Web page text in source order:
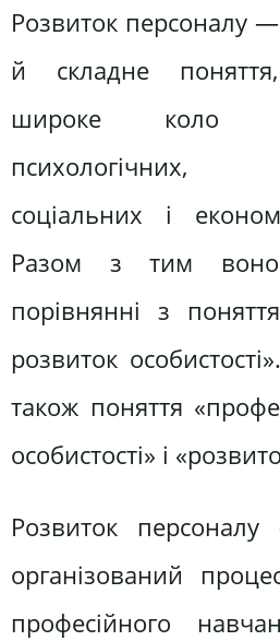
Розвиток персоналу
й складне
широке коло
психологічних,
соціальних і
Разом з тим
порівнянні з
розвиток
також поняття
особистості» і
Розвиток
організований
професійного